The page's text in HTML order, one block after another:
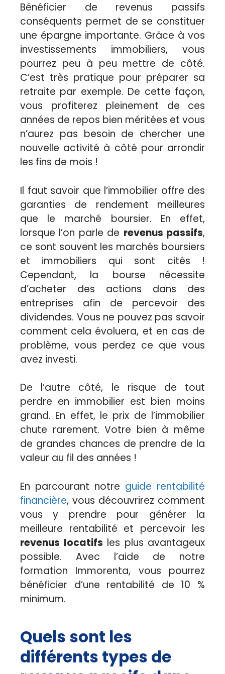
Bénéficier de revenus passifs
conséquents permet de se constituer
une épargne importante. Grâce à vos
investissements immobiliers, vous
pourrez peu à peu mettre de côté.
C’est très pratique pour préparer sa
retraite par exemple. De cette façon,
vous profiterez pleinement de ces
années de repos bien méritées et vous
n’aurez pas besoin de chercher une
nouvelle activité à côté pour arrondir
les fins de mois !
Il faut savoir que l’immobilier offre des
garanties de rendement meilleures
que le marché boursier. En effet,
lorsque l’on parle de revenus passifs,
ce sont souvent les marchés boursiers
et immobiliers qui sont cités !
Cependant, la bourse nécessite
d’acheter des actions dans des
entreprises afin de percevoir des
dividendes. Vous ne pouvez pas savoir
comment cela évoluera, et en cas de
problème, vous perdez ce que vous
avez investi.
De l’autre côté, le risque de tout
perdre en immobilier est bien moins
grand. En effet, le prix de l’immobilier
chute rarement. Votre bien à même
de grandes chances de prendre de la
valeur au fil des années !
En parcourant notre guide rentabilité
financière, vous découvrirez comment
vous y prendre pour générer la
meilleure rentabilité et percevoir les
revenus locatifs les plus avantageux
possible. Avec l’aide de notre
formation Immorenta, vous pourrez
bénéficier d’une rentabilité de 10 %
minimum.
Quels sont les
différents types de